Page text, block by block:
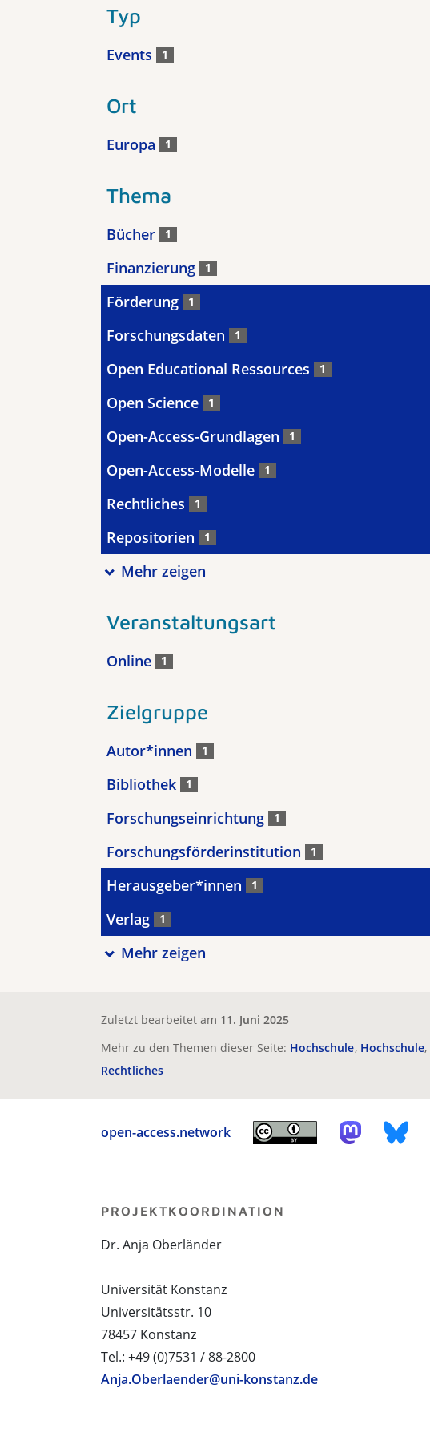
Typ
Events 1
Ort
Europa 1
Thema
Bücher 1
Finanzierung 1
Förderung 1
Forschungsdaten 1
Open Educational Ressources 1
Open Science 1
Open-Access-Grundlagen 1
Open-Access-Modelle 1
Rechtliches 1
Repositorien 1
Mehr zeigen
Veranstaltungsart
Online 1
Zielgruppe
Autor*innen 1
Bibliothek 1
Forschungseinrichtung 1
Forschungsförderinstitution 1
Herausgeber*innen 1
Verlag 1
Mehr zeigen
Zuletzt bearbeitet am 11. Juni 2025
Mehr zu den Themen dieser Seite: Hochschule Hochschule
Rechtliches
open-access.network
PROJEKTKOORDINATION
Dr. Anja Oberländer
Universität Konstanz
Universitätsstr. 10
78457 Konstanz
Tel.: +49 (0)7531 / 88-2800
Anja.Oberlaender@uni-konstanz.de